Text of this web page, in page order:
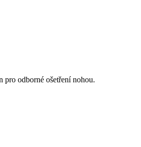
odborné ošetření nohou.